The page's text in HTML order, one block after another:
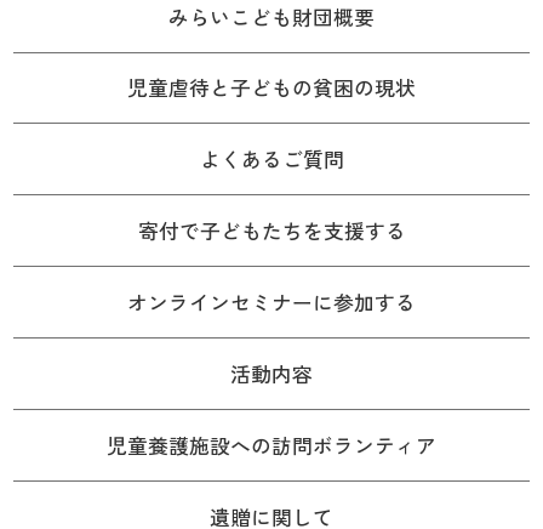
みらいこども財団概要
児童虐待と子どもの貧困の現状
よくあるご質問
寄付で子どもたちを支援する
オンラインセミナーに参加する
活動内容
児童養護施設への訪問ボランティア
遺贈に関して